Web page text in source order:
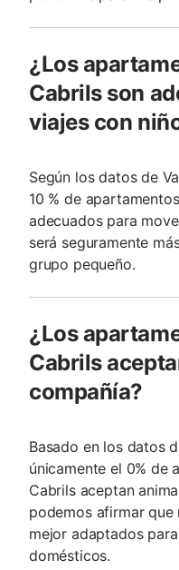
¿Los
Cabrils son
viajes con
Según los datos de
10 % de
adecuados para
será seguramente
grupo pequeño.
¿Los
Cabrils
compañía?
Basado en los datos
únicamente el 0% de
Cabrils aceptan
podemos afirmar
mejor adaptados
domésticos.